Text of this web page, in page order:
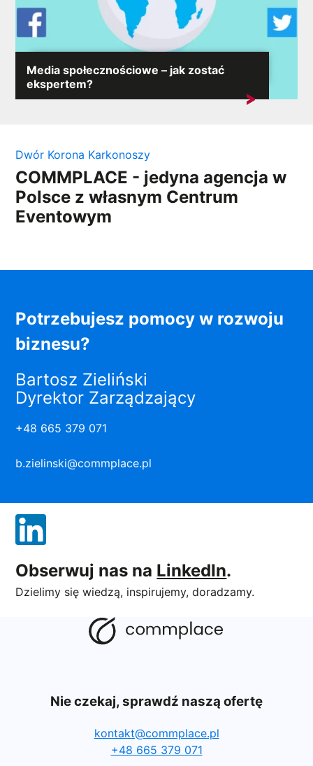
Media społecznościowe – jak zostać
ekspertem?
Media społecznościowe zrewolucjonizowały sposób,
Dwór Korona Karkonoszy
COMMPLACE - jedyna agencja w
Polsce z własnym Centrum
Eventowym
Potrzebujesz pomocy w rozwoju
biznesu?
Bartosz Zieliński
Dyrektor Zarządzający
+48 665 379 071
b.zielinski@commplace.pl
Obserwuj nas na LinkedIn.
Dzielimy się wiedzą, inspirujemy, doradzamy.
Nie czekaj, sprawdź naszą ofertę
kontakt@commplace.pl
+48 665 379 071